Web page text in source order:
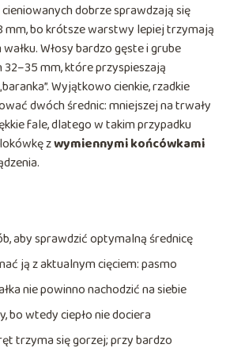
dobrze sprawdzają się
mm, bo krótsze warstwy lepiej trzymają
Włosy bardzo gęste i grube
mm, które przyspieszają
Wyjątkowo cienkie, rzadkie
dwóch średnic: mniejszej na trwały
fale, dlatego w takim przypadku
zwymiennymi końcówkami
aby sprawdzić optymalną średnicę
ją z aktualnym cięciem: pasmo
nie powinno nachodzić na siebie
bo wtedy ciepło nie dociera
trzyma się gorzej; przy bardzo